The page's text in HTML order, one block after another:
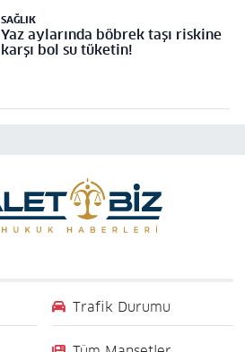
SAĞLIK
Yaz aylarında böbrek taşı riskine
karşı bol su tüketin!
Trafik Durumu